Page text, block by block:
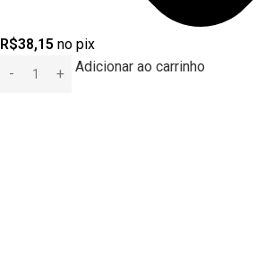
R$38,15 no pix
Adicionar ao carrinho